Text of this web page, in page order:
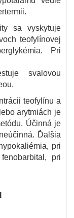
sa vyskytuje
teofylínovej
Pri
svalovou
teofylínu a
arytmiách je
Účinná je
Ďalšia
pri
pri